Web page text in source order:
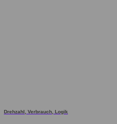
Drehzahl, Verbrauch, Logik